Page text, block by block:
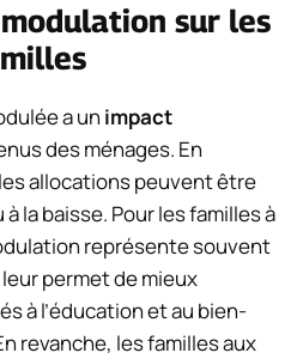
sur les
a un impact
des ménages. En
allocations peuvent être
la baisse. Pour les familles à
représente souvent
permet de mieux
à l’éducation et au bien-
revanche, les familles aux